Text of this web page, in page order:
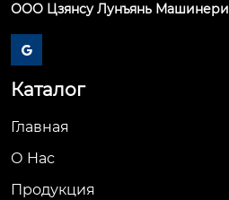
ООО Цзянсу Лунъянь Машинери

Каталог
Главная
О Hас
Продукция